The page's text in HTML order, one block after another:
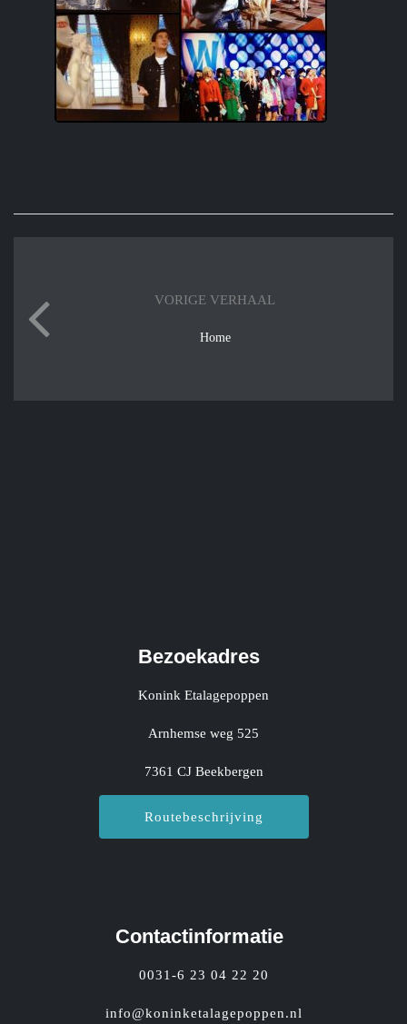
VORIGE VERHAAL
Home
Bezoekadres
Konink Etalagepoppen
Arnhemse weg 525
7361 CJ Beekbergen
Routebeschrijving
Contactinformatie
0031-6 23 04 22 20
info@koninketalagepoppen.nl